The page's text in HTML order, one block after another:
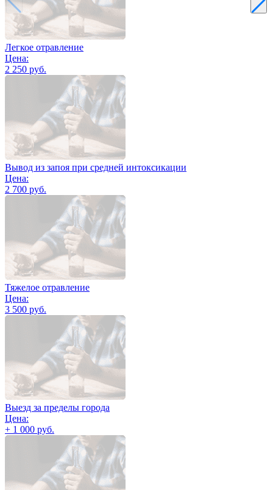
Легкое отравление
Цена:
2 250 руб.
Вывод из запоя при средней интоксикации
Цена:
2 700 руб.
Тяжелое отравление
Цена:
3 500 руб.
Выезд за пределы города
Цена:
+ 1 000 руб.